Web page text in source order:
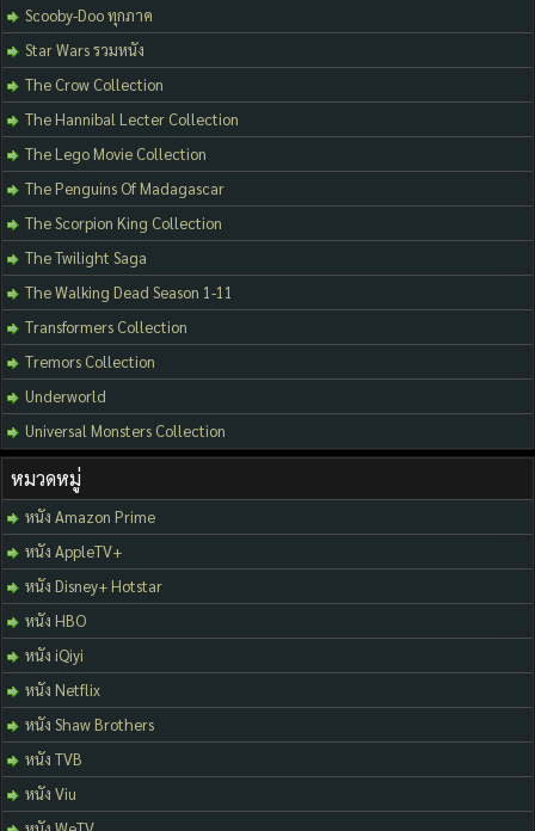
Scooby-Doo ทุกภาค
Star Wars รวมหนัง
The Crow Collection
The Hannibal Lecter Collection
The Lego Movie Collection
The Penguins Of Madagascar
The Scorpion King Collection
The Twilight Saga
The Walking Dead Season 1-11
Transformers Collection
Tremors Collection
Underworld
Universal Monsters Collection
หมวดหมู่
หนัง Amazon Prime
หนัง AppleTV+
หนัง Disney+ Hotstar
หนัง HBO
หนัง iQiyi
หนัง Netflix
หนัง Shaw Brothers
หนัง TVB
หนัง Viu